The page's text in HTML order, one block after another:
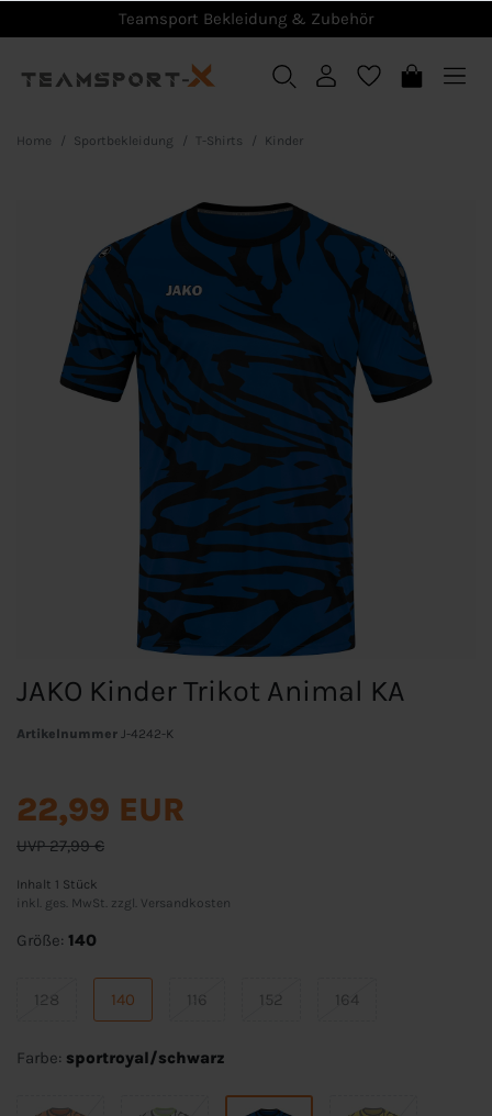
Teamsport Bekleidung & Zubehör
Home Sportbekleidung T-Shirts Kinder
JAKO Kinder Trikot Animal KA
Artikelnummer J-4242-K
UVP 27,99 €
22,99 EUR
Inhalt 1 Stück
inkl. ges. MwSt. zzgl.
Versandkosten
Größe: 140
128 140 116 152 164
Farbe: sportroyal/schwarz